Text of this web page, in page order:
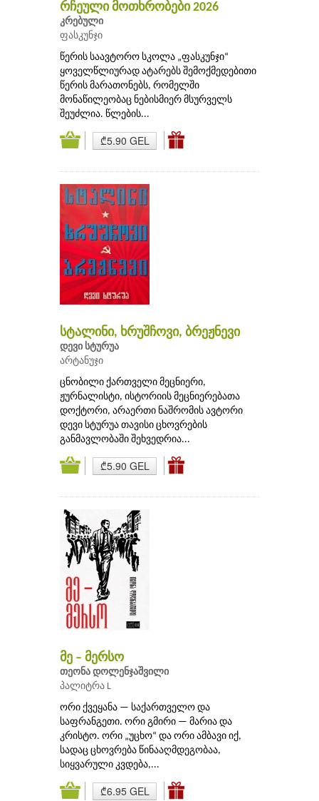
რჩეული მოთხრობები 2026
კრებული
ფასკუნჯი
წერის საავტორო სკოლა „ფასკუნჯი“
ყოველწლიურად ატარებს შემოქმედებითი
წერის მარათონებს, რომელში
მონაწილეობაც ნებისმიერ მსურველს
შეუძლია. წლების...
₾5.90 GEL
სტალინი, ხრუშჩოვი, ბრეჟნევი
დევი სტურუა
არტანუჯი
ცნობილი ქართველი მეცნიერი,
ჟურნალისტი, ისტორიის მეცნიერებათა
დოქტორი, არაერთი ნაშრომის ავტორი
დევი სტურუა თავისი ცხოვრების
განმავლობაში შეხვედრია...
₾5.90 GEL
მე – მერსო
თეონა დოლენჯაშვილი
პალიტრა L
ორი ქვეყანა — საქართველო და
საფრანგეთი. ორი გმირი — მარია და
კრისტო. ორი „უცხო“ და ორი ამბავი იქ,
სადაც ცხოვრება წინააღმდეგობაა,
სიყვარული კვდება,...
₾6.95 GEL